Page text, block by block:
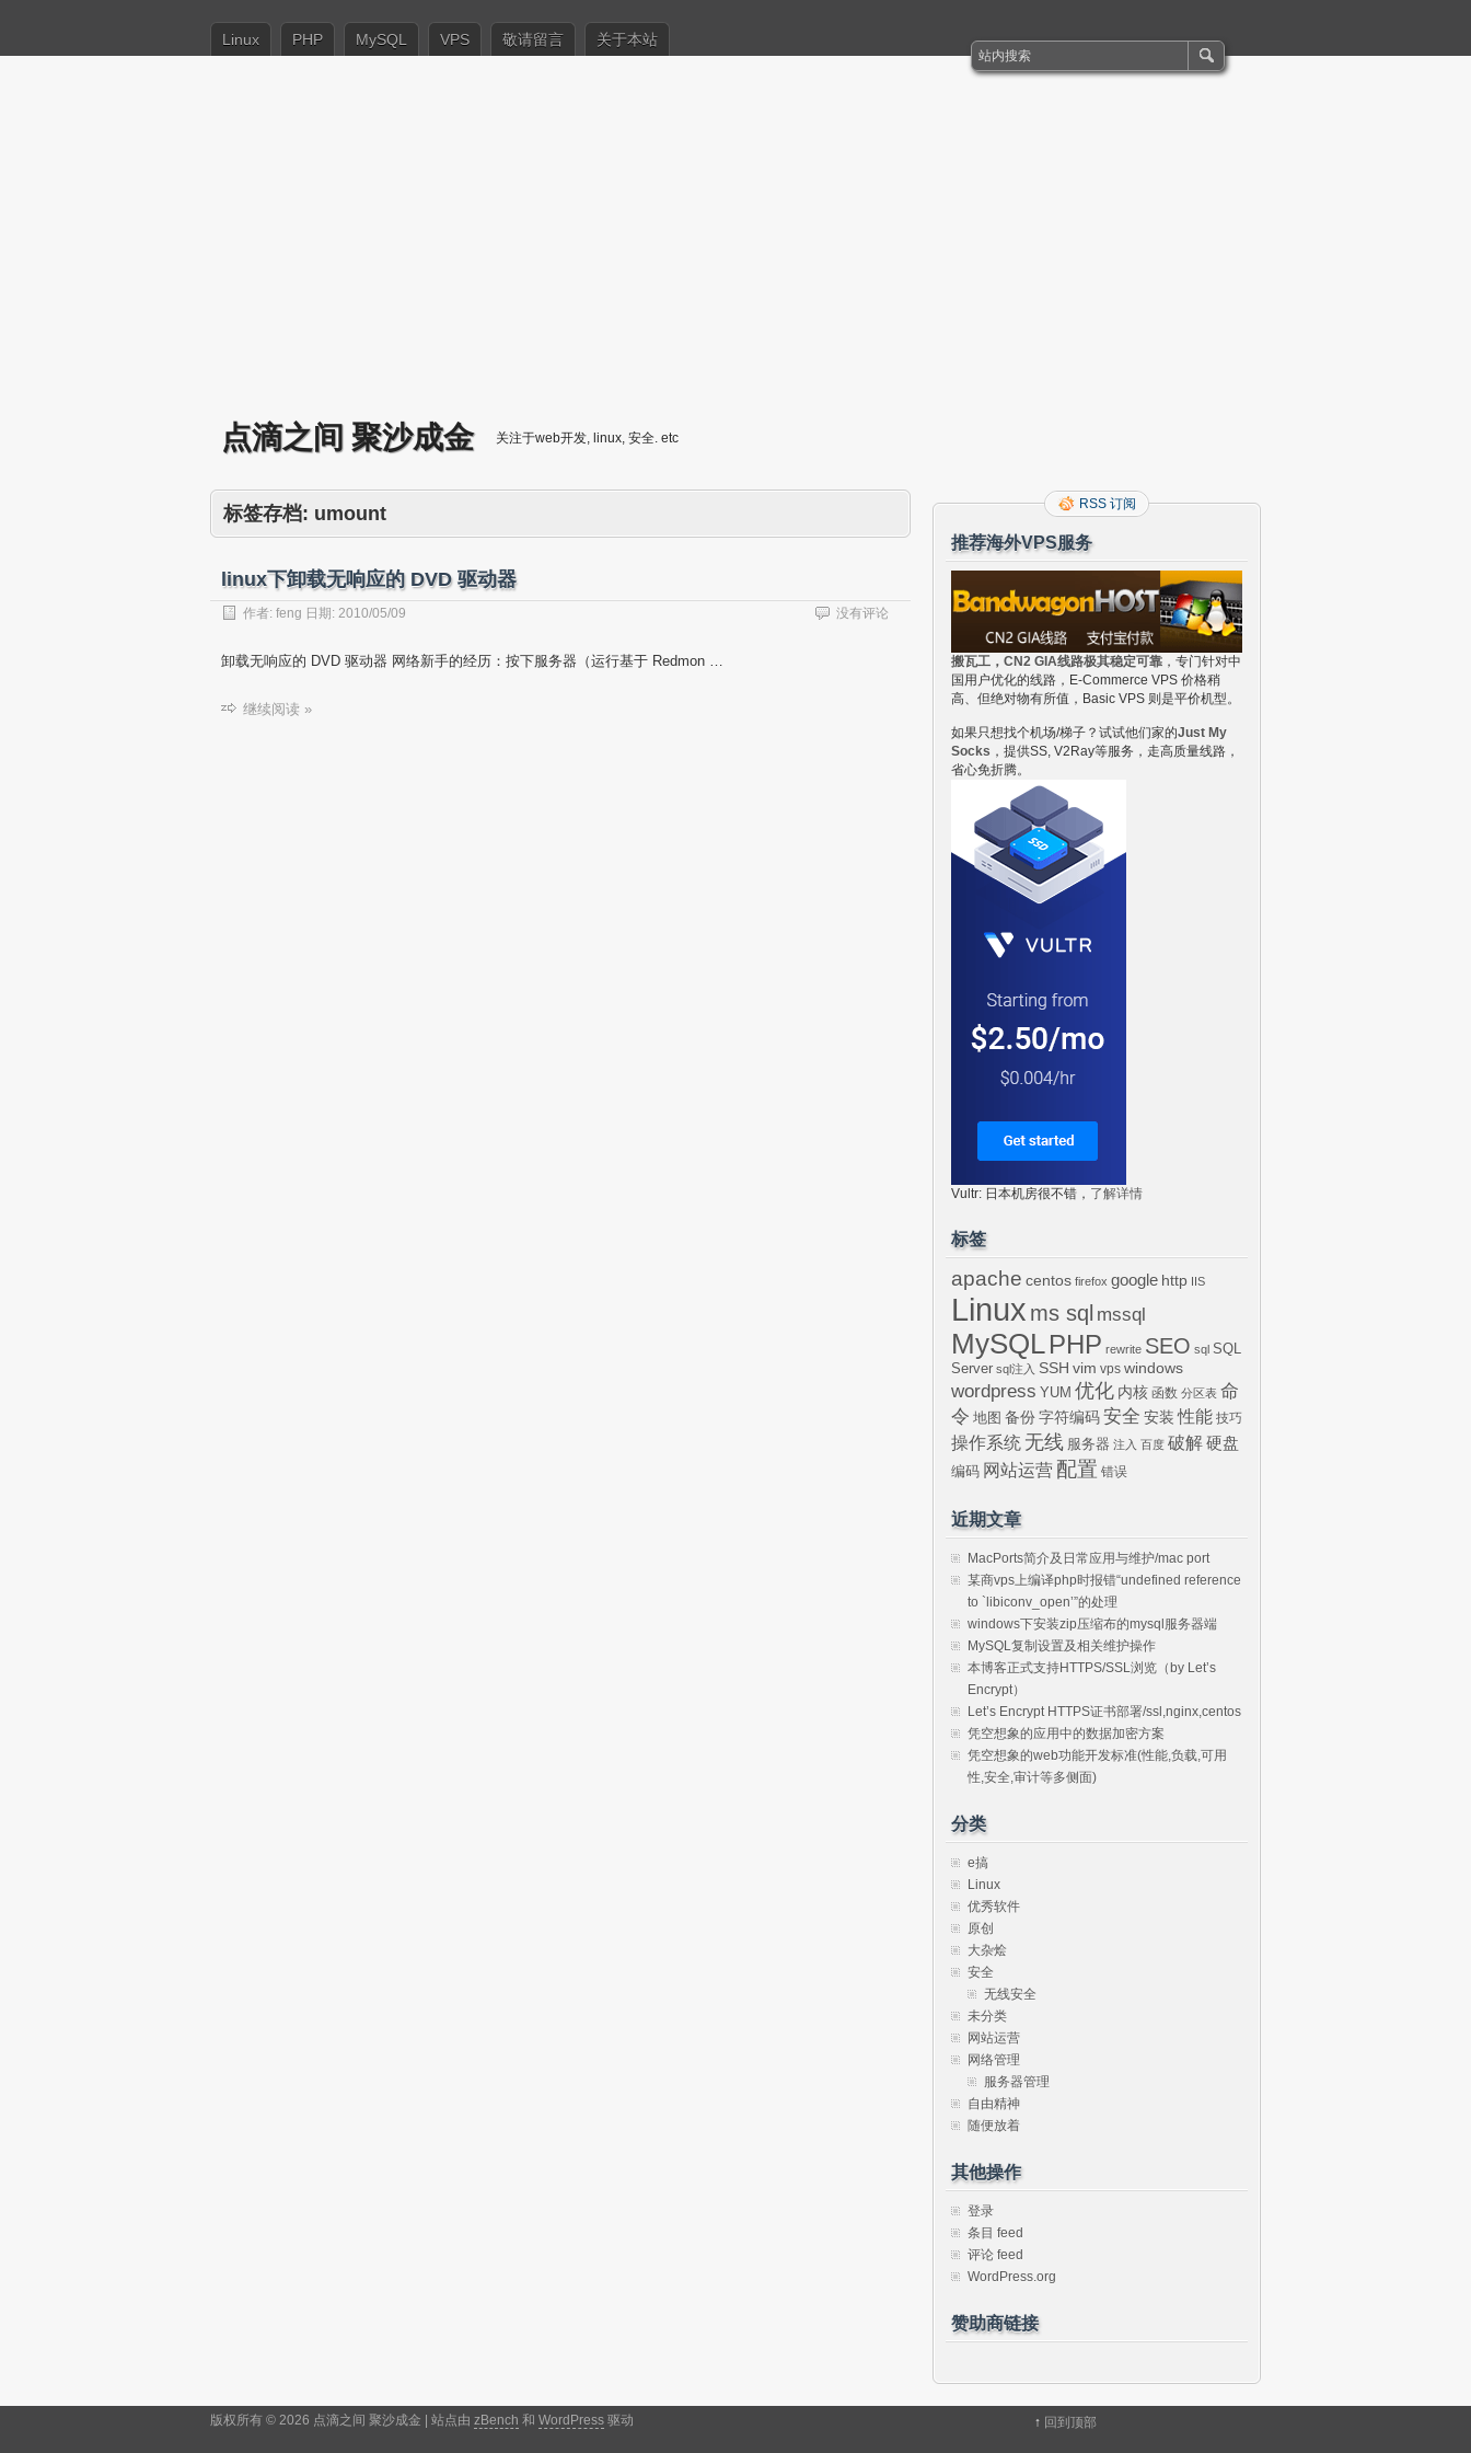
Linux PHP MySQL VPS 敬请留言 关于本站
点滴之间 聚沙成金 关注于web开发, linux, 安全. etc
标签存档: umount
linux下卸载无响应的 DVD 驱动器
作者: feng 日期: 2010/05/09 没有评论
卸载无响应的 DVD 驱动器 网络新手的经历：按下服务器（运行基于 Redmon …
继续阅读 »
RSS 订阅
推荐海外VPS服务
搬瓦工，CN2 GIA线路极其稳定可靠 ，专门针对中
国用户优化的线路，E-Commerce VPS 价格稍
高、但绝对物有所值，Basic VPS 则是平价机型。
如果只想找个机场/梯子？试试他们家的Just My
Socks ，提供SS, V2Ray等服务，走高质量线路，
省心免折腾。
Vultr: 日本机房很不错， 了解详情
标签
apache centos firefox google http IIS
Linux ms sql mssql
MySQLPHP rewrite SEO sql SQL
Server sql注入 SSH vim vps windows
wordpress YUM 优化 内核 函数 分区表 命
令 地图 备份 字符编码 安全 安装 性能 技巧
操作系统 无线 服务器 注入 百度 破解硬盘
编码 网站运营 配置 错误
近期文章
MacPorts简介及日常应用与维护/mac port
某商vps上编译php时报错“undefined reference
to `libiconv_open’”的处理
windows下安装zip压缩布的mysql服务器端
MySQL复制设置及相关维护操作
本博客正式支持HTTPS/SSL浏览（by Let’s
Encrypt）
Let’s Encrypt HTTPS证书部署/ssl,nginx,centos
凭空想象的应用中的数据加密方案
凭空想象的web功能开发标准(性能,负载,可用
性,安全,审计等多侧面)
分类
e搞
Linux
优秀软件
原创
大杂烩
安全
无线安全
未分类
网站运营
网络管理
服务器管理
自由精神
随便放着
其他操作
登录
条目 feed
评论 feed
WordPress.org
赞助商链接
版权所有 © 2026 点滴之间 聚沙成金 | 站点由 zBench 和 WordPress 驱动 ↑ 回到顶部